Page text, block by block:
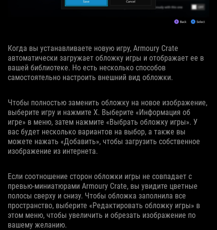
Когда вы устанавливаете новую игру, Armoury Crate
автоматически загружает обложку игры и отображает ее в
вашей библиотеке. Но есть несколько способов
самостоятельно настроить внешний вид обложки.
Чтобы полностью заменить обложку на новое изображение,
выберите игру и нажмите X. Выберите «Информация об
игре» в меню, затем нажмите «Выбрать обложку игры». У
вас будет несколько вариантов на выбор, а также вы
можете нажать «Добавить», чтобы загрузить собственное
изображение из интернета.
Если соотношение сторон обложки игры не совпадает с
превью-миниатюрами Armoury Crate, вы увидите цветные
полосы сверху и снизу. Чтобы обложка заполнила все
пространство, выберите «Редактировать обложку игры» в
этом меню, чтобы увеличить и обрезать изображение по
вашему желанию.